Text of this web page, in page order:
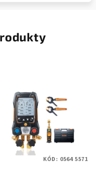
KÓD: 0564 5571